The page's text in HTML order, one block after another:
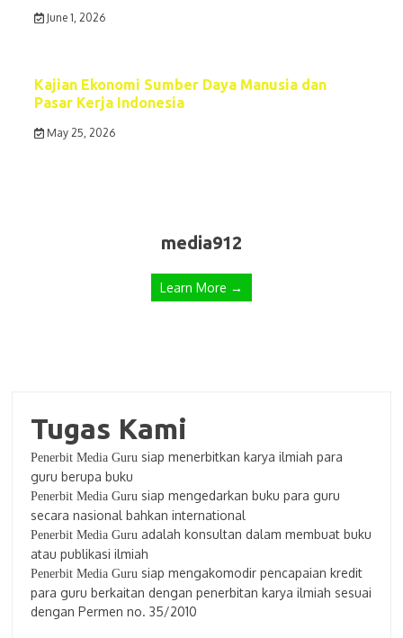
June 1, 2026
Kajian Ekonomi Sumber Daya Manusia dan
Pasar Kerja Indonesia
May 25, 2026
media912
Learn More →
Tugas Kami
Penerbit Media Guru siap menerbitkan karya ilmiah para
guru berupa buku
Penerbit Media Guru siap mengedarkan buku para guru
secara nasional bahkan international
Penerbit Media Guru adalah konsultan dalam membuat buku
atau publikasi ilmiah
Penerbit Media Guru siap mengakomodir pencapaian kredit
para guru berkaitan dengan penerbitan karya ilmiah sesuai
dengan Permen no. 35/2010